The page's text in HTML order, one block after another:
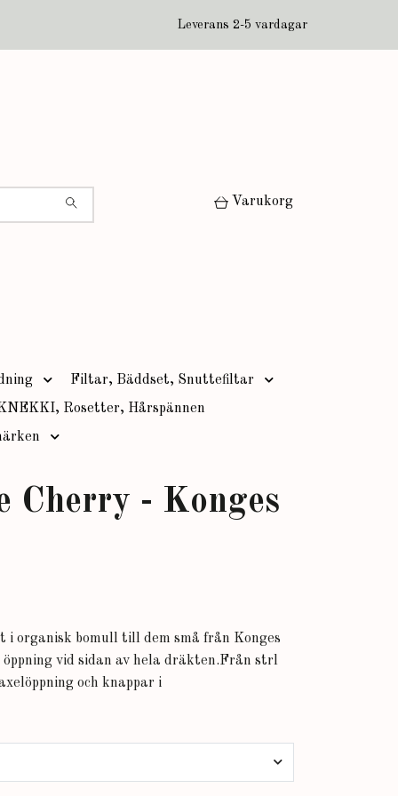
Leverans 2-5 vardagar
Varukorg
Filtar, Bäddset, Snuttefiltar
Rosetter, Hårspännen
Cherry - Konges
i organisk bomull till dem små från Konges
vid sidan av hela dräkten.Från strl
och knappar i